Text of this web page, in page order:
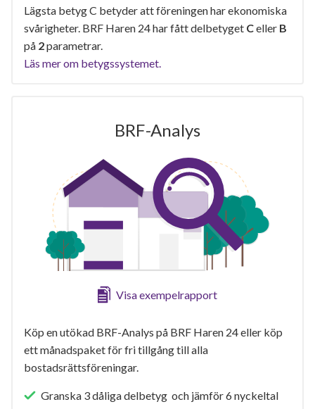
Lägsta betyg C betyder att föreningen har ekonomiska
svårigheter. BRF Haren 24 har fått delbetyget Celler B
på 2parametrar.
Läs mer om betygssystemet.
BRF-Analys
Visa exempelrapport
Köp en utökad BRF-Analys på BRF Haren 24 eller köp
ett månadspaket för fri tillgång till alla
bostadsrättsföreningar.
Granska 3 dåliga delbetyg och jämför 6 nyckeltal